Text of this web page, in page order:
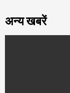
अन्य खबरें